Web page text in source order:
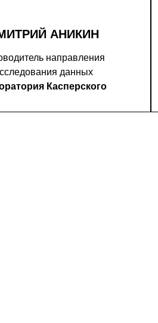
АНИКИН
направления
данных
Касперского